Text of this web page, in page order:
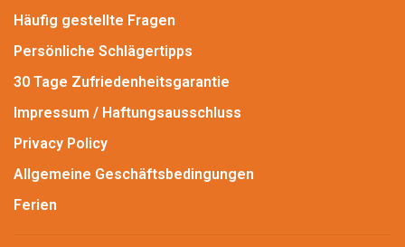
Häufig gestellte Fragen
Persönliche Schlägertipps
30 Tage Zufriedenheitsgarantie
Impressum / Haftungsausschluss
Privacy Policy
Allgemeine Geschäftsbedingungen
Ferien